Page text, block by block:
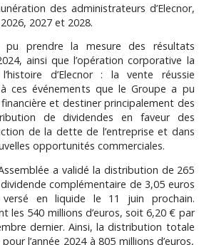
des administrateurs d’Elecnor,
2027 et 2028.
pu prendre la mesure des résultats
ainsi que l’opération corporative la
d’Elecnor : la vente réussie
à ces événements que le Groupe a pu
et destiner principalement des
de dividendes en faveur des
de la dette de l’entreprise et dans
opportunités commerciales.
a validé la distribution de 265
complémentaire de 3,05 euros
en liquide le 11 juin prochain.
les 540 millions d’euros, soit 6,20 € par
dernier. Ainsi, la distribution totale
l’année 2024 à 805 millions d’euros,